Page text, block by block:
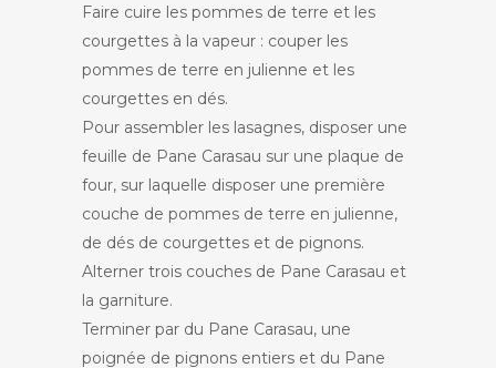
Faire cuire les pommes de terre et les
courgettes à la vapeur : couper les
pommes de terre en julienne et les
courgettes en dés.
Pour assembler les lasagnes, disposer une
feuille de Pane Carasau sur une plaque de
four, sur laquelle disposer une première
couche de pommes de terre en julienne,
de dés de courgettes et de pignons.
Alterner trois couches de Pane Carasau et
la garniture.
Terminer par du Pane Carasau, une
poignée de pignons entiers et du Pane